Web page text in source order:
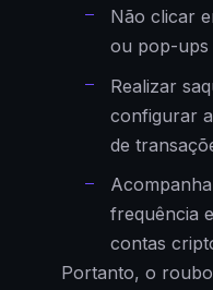
Não clicar
ou pop-ups
Realizar
configurar
de
frequência
contas
Portanto, o